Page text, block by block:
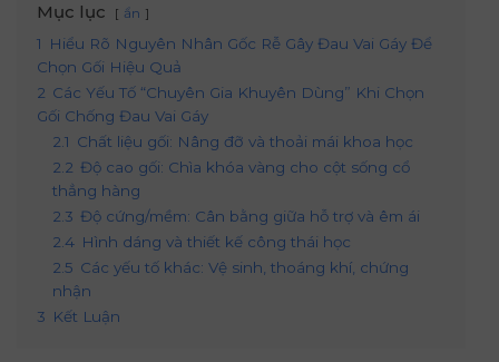
Mục lục ẩn
1
Hiểu Rõ Nguyên Nhân Gốc Rễ Gây Đau Vai Gáy Để
Chọn Gối Hiệu Quả
2 Các Yếu Tố “Chuyên Gia Khuyên Dùng” Khi Chọn
Gối Chống Đau Vai Gáy
2.1 Chất liệu gối: Nâng đỡ và thoải mái khoa học
2.2 Độ cao gối: Chìa khóa vàng cho cột sống cổ
thẳng hàng
2.3 Độ cứng/mềm: Cân bằng giữa hỗ trợ và êm ái
2.4 Hình dáng và thiết kế công thái học
2.5 Các yếu tố khác: Vệ sinh, thoáng khí, chứng
nhận
3 Kết Luận